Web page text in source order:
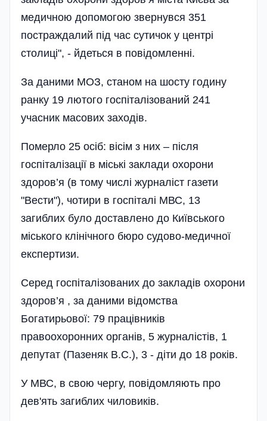
медичною допомогою звернувся 351
постраждалий під час сутичок у центрі
столиці", - йдеться в повідомленні.
За даними МОЗ, станом на шосту годину
ранку 19 лютого госпіталізований 241
учасник масових заходів.
Померло 25 осіб: вісім з них – після
госпіталізації в міські заклади охорони
здоров’я (в тому числі журналіст газети
"Вести"), чотири в госпіталі МВС, 13
загиблих було доставлено до Київського
міського клінічного бюро судово-медичної
експертизи.
Серед госпіталізованих до закладів охорони
здоров’я , за даними відомства
Богатирьової: 79 працівників
правоохоронних органів, 5 журналістів, 1
депутат (Пазеняк В.С.), 3 - діти до 18 років.
У МВС, в свою чергу, повідомляють про
дев'ять загиблих чиловиків.